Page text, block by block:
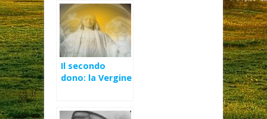
Il secondo
dono: la Vergine
Avvento (A)